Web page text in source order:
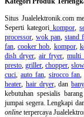
Situs Jualelektronik.com
Seperti kategori kompor,
processor,wok pan,stand
fan,cooker hob, kompor,
dish dryer,air fryer,multi
presto,griller,chopper,
cuci, auto fan, sirocco fan
heater, hair dryer, dan
kebutuhan spesialis
jumpai segera. Lengkapi
online terpercaya